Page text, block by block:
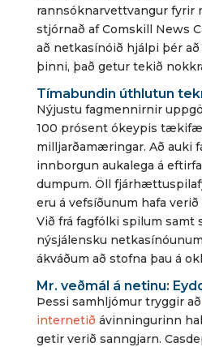
rannsóknarvettvangur fyrir
stjórnað af Comskill News
að netkasínóið hjálpi þér
þinni, það getur tekið
Tímabundin úthlutun
Nýjustu fagmennirnir
100 prósent ókeypis
milljarðamæringar. Að auki
innborgun aukalega á
dumpum. Öll
eru á vefsíðunum hafa
Við frá fagfólki spilum samt
nýsjálensku
ákváðum að stofna þau á
Mr. veðmál á netinu:
Þessi samhljómur tryggir að
internetið ávinningurinn
getir verið sanngjarn.